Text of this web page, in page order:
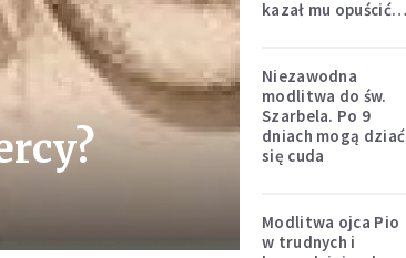
kazał mu opuścić
Niezawodna
modlitwa do św.
Szarbela. Po 9
dniach mogą dziać
się cuda
Modlitwa ojca Pio
w trudnych i